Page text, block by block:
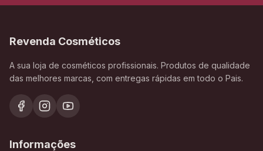
Revenda Cosméticos
A sua loja de cosméticos profissionais. Produtos de qualidade
das melhores marcas, com entregas rápidas em todo o Pais.
Informações